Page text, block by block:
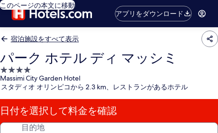
このページの本文に移動
アプリをダウンロード
宿泊施設をすべて表示
パーク ホテル ディ マッシミ
4.0
つ
星
宿
泊
施
Massimi City Garden Hotel
スタディオ オリンピコから 2.3 km、レストランがあるホテル
日付を選択して料金を確認
目的地